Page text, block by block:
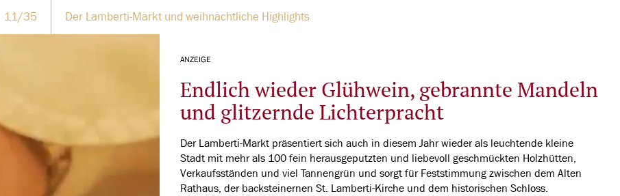
11/35 Der Lamberti-Markt und weihnachtliche Highlights
ANZEIGE
Endlich wieder Glühwein, gebrannte Mandeln
und glitzernde Lichterpracht
Der Lamberti-Markt präsentiert sich auch in diesem Jahr wieder als leuchtende kleine
Stadt mit mehr als 100 fein herausgeputzten und liebevoll geschmückten Holzhütten,
Verkaufsständen und viel Tannengrün und sorgt für Feststimmung zwischen dem Alten
Rathaus, der backsteinernen St. Lamberti-Kirche und dem historischen Schloss.